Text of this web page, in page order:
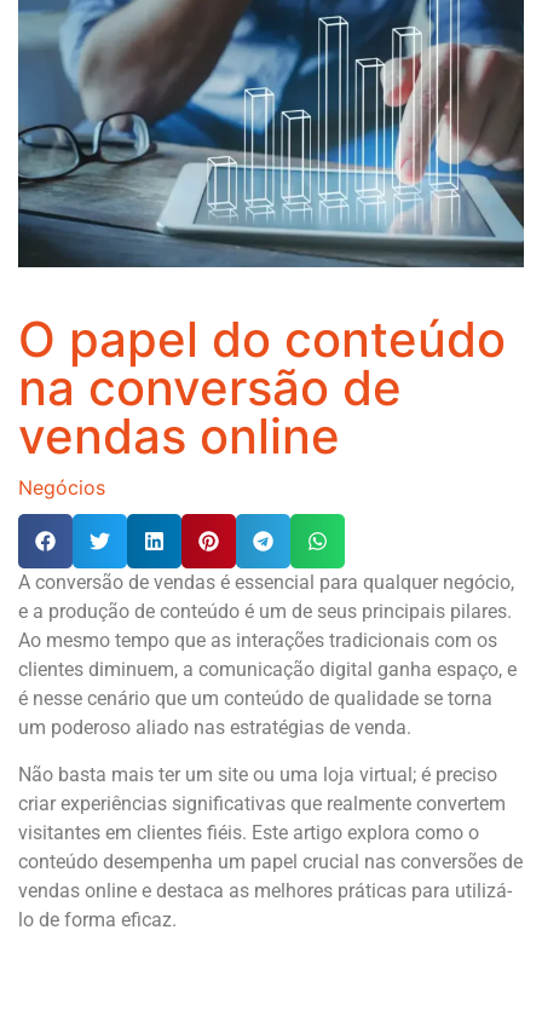
O papel do conteúdo
na conversão de
vendas online
Negócios
A conversão de vendas é essencial para qualquer negócio,
e a produção de conteúdo é um de seus principais pilares.
Ao mesmo tempo que as interações tradicionais com os
clientes diminuem, a comunicação digital ganha espaço, e
é nesse cenário que um conteúdo de qualidade se torna
um poderoso aliado nas estratégias de venda.
Não basta mais ter um site ou uma loja virtual; é preciso
criar experiências significativas que realmente convertem
visitantes em clientes fiéis. Este artigo explora como o
conteúdo desempenha um papel crucial nas conversões de
vendas online e destaca as melhores práticas para utilizá-
lo de forma eficaz.